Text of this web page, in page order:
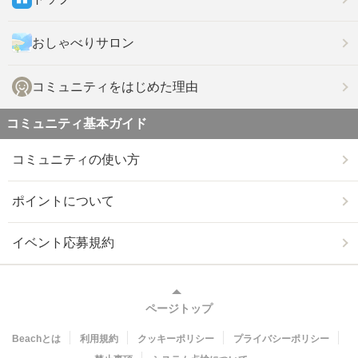
おしゃべりサロン
コミュニティをはじめた理由
コミュニティ基本ガイド
コミュニティの使い方
ポイントについて
イベント応募規約
ページトップ
Beachとは 利用規約 クッキーポリシー
プライバシーポリシー